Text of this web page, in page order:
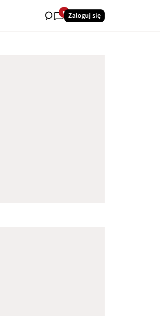
5 Zaloguj się